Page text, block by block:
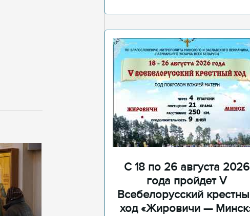
С 18 по 26 августа 2026
года пройдет V
Всебелорусский
ход «Жировичи —